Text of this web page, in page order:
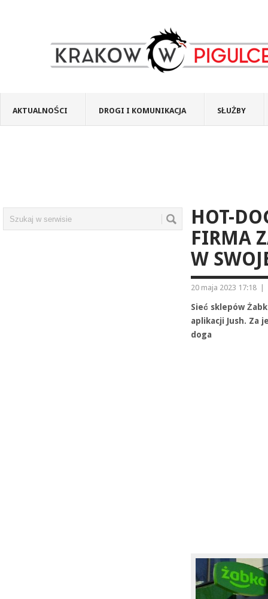
AKTUALNOŚCI DROGI I KOMUNIKACJA SŁUŻBY
HOT-
FIRMA
W
20 maja 2023 17:18
Sieć sklepów
aplikacji Jush. Za
doga